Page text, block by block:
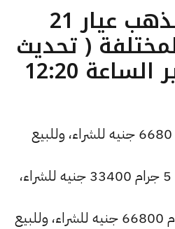
ما هو سعر الذهب عيار 21
( تحديث
الأحد 15 فبراير الساعة 12:20
سعر عيار 21 وزن 1 جرام 6680 جنيه للشراء، وللبيع
سعر الذهب عيار 21 وزن 5 جرام 33400 جنيه للشراء،
سعر عيار 21 وزن 10 جرام 66800 جنيه للشراء، وللبيع